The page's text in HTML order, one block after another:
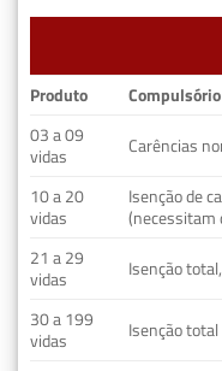
Produto
Compulsório
03 a 09
vidas
Carências
10 a 20
vidas
Isenção de
(necessitam
21 a 29
vidas
Isenção
30 a 199
vidas
Isenção